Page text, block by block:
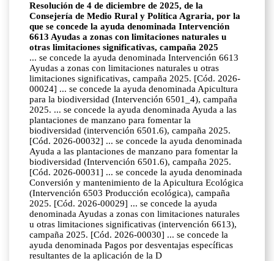
Resolución de 4 de diciembre de 2025, de la
Consejería de Medio Rural y Política Agraria, por la
que se concede la ayuda denominada Intervención
6613 Ayudas a zonas con limitaciones naturales u
otras limitaciones significativas, campaña 2025
... se concede la ayuda denominada Intervención 6613
Ayudas a zonas con limitaciones naturales u otras
limitaciones significativas, campaña 2025. [Cód. 2026-
00024] ... se concede la ayuda denominada Apicultura
para la biodiversidad (Intervención 6501_4), campaña
2025. ... se concede la ayuda denominada Ayuda a las
plantaciones de manzano para fomentar la
biodiversidad (intervención 6501.6), campaña 2025.
[Cód. 2026-00032] ... se concede la ayuda denominada
Ayuda a las plantaciones de manzano para fomentar la
biodiversidad (Intervención 6501.6), campaña 2025.
[Cód. 2026-00031] ... se concede la ayuda denominada
Conversión y mantenimiento de la Apicultura Ecológica
(Intervención 6503 Producción ecológica), campaña
2025. [Cód. 2026-00029] ... se concede la ayuda
denominada Ayudas a zonas con limitaciones naturales
u otras limitaciones significativas (intervención 6613),
campaña 2025. [Cód. 2026-00030] ... se concede la
ayuda denominada Pagos por desventajas específicas
resultantes de la aplicación de la D